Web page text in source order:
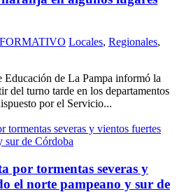
Locales, Regionales,
de La Pampa informó la
del turno tarde en los departamentos
por el Servicio...
por tormentas severas y
el norte pampeano y sur de